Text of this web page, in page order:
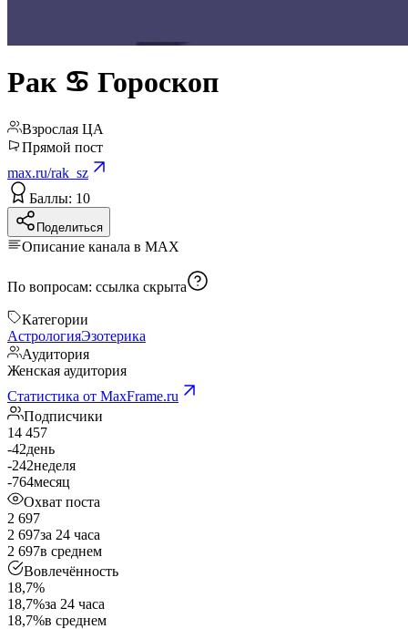
Рак ♋︎ Гороскоп
Взрослая ЦА
Прямой пост
max.ru/rak_sz
Баллы: 10
Поделиться
Описание канала в MAX
По вопросам: ссылка скрыта
Категории
АстрологияЭзотерика
Аудитория
Женская аудитория
Статистика от MaxFrame.ru
Подписчики
14 457
-42день
-242неделя
-764месяц
Охват поста
2 697
2 697за 24 часа
2 697в среднем
Вовлечённость
18,7%
18,7%за 24 часа
18,7%в среднем